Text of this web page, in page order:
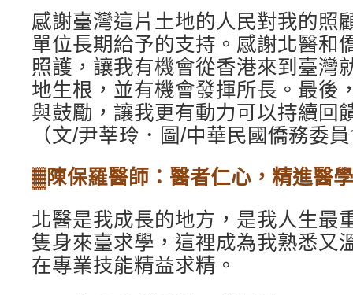
感謝臺灣這片土地的人民對我的照
單位長期給予的支持。感謝北醫和
照護，讓我有機會從香港來到臺灣
地生根，並有機會發揮所長。最後
與鼓勵，讓我更有動力可以持續回
（文/尹莘玲．圖/中華民國僑務委
▓陳保羅醫師：醫者仁心，精進醫
北醫是我成長的地方，是我人生最
隻身來臺求學，這裡成為我熟悉又
在專業技能精益求精。